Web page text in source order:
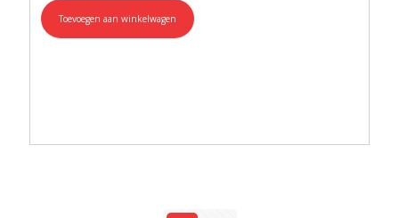
Toevoegen aan winkelwagen